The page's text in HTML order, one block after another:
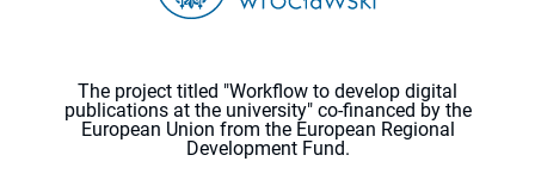
The project titled "Workflow to develop digital
publications at the university" co-financed by the
European Union from the European Regional
Development Fund.